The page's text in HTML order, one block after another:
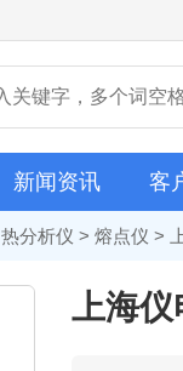
新闻资讯 客
热分析仪 > 熔点仪 >
上海仪